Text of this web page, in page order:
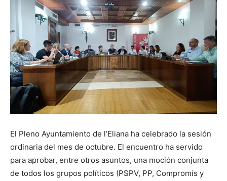
El Pleno Ayuntamiento de l’Eliana ha celebrado la sesión
ordinaria del mes de octubre. El encuentro ha servido
para aprobar, entre otros asuntos, una moción conjunta
de todos los grupos políticos (PSPV, PP, Compromís y